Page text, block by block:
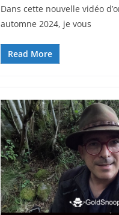
Dans cette nouvelle vidéo
automne 2024, je vous
Read More